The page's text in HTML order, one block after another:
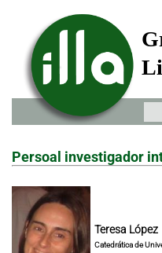
Persoal investigador
Teresa López
Catedrática de